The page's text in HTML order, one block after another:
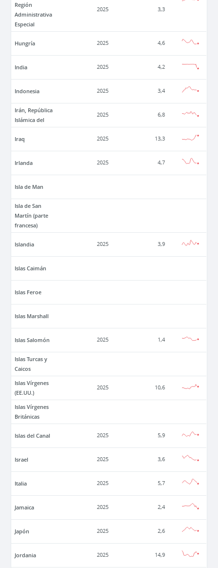
Región
Administrativa
Especial
2025 3,3
Hungría 2025 4,6
India 2025 4,2
Indonesia 2025 3,4
Irán, República
Islámica del
2025 6,8
Iraq 2025 13,3
Irlanda 2025 4,7
Isla de Man
Isla de San
Martín (parte
francesa)
Islandia 2025 3,9
Islas Caimán
Islas Feroe
Islas Marshall
Islas Salomón 2025 1,4
Islas Turcas y
Caicos
Islas Vírgenes
(EE.UU.)
2025 10,6
Islas Vírgenes
Británicas
Islas del Canal 2025 5,9
Israel 2025 3,6
Italia 2025 5,7
Jamaica 2025 2,4
Japón 2025 2,6
Jordania 2025 14,9